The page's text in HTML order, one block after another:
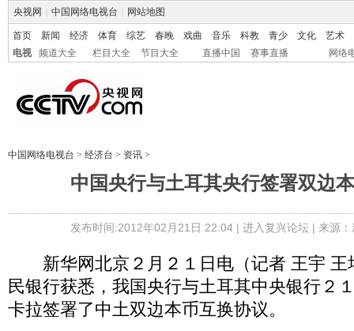
央视网 中国网络电视台 网站地图
首页 新闻 经济 体育 综艺 春晚 戏曲 音乐 科教 青少 文化
艺术
电视
频道大全 栏目大全 节目大全 直播中国 赛事直播 网络
中国网络电视台 > 经济台 > 资讯 >
中国央行与土耳其央行签署双边
发布时间:2012年02月21日 22:04 | 进入复兴论坛| 来源
新华网北京２月２１日电（记者 王宇 王
民银行获悉，我国央行与土耳其中央银行２
卡拉签署了中土双边本币互换协议。